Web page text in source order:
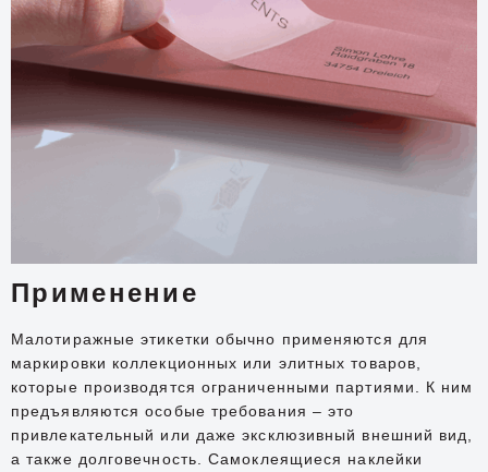
Применение
Малотиражные этикетки обычно применяются для
маркировки коллекционных или элитных товаров,
которые производятся ограниченными партиями. К ним
предъявляются особые требования – это
привлекательный или даже эксклюзивный внешний вид,
а также долговечность. Самоклеящиеся наклейки